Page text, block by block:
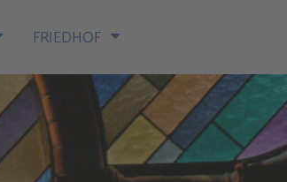
FRIEDHOF